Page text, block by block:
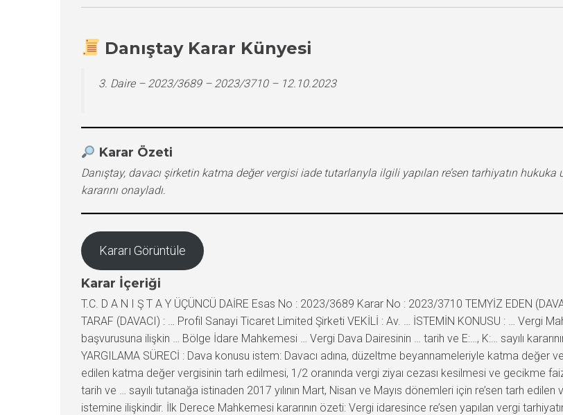
Danıştay Karar Künyesi
3. Daire – 2023/3689 – 2023/3710 – 12.10.2023
Karar Özeti
Danıştay, davacı şirketin katma değer vergisi iade tutarlarıyla ilgili yapılan re’sen tarhiyatın
kararını onayladı.
Kararı Görüntüle
Karar İçeriği
T.C. D A N I Ş T A Y ÜÇÜNCÜ DAİRE Esas No : 2023/3689 Karar No : 2023/3710 TEMYİZ EDEN
TARAF (DAVACI) : … Profil Sanayi Ticaret Limited Şirketi VEKİLİ : Av. … İSTEMİN KONUSU : … Vergi
başvurusuna ilişkin … Bölge İdare Mahkemesi … Vergi Dava Dairesinin … tarih ve E:…, K:… sayılı
YARGILAMA SÜRECİ : Dava konusu istem: Davacı adına, düzeltme beyannameleriyle katma değer
edilen katma değer vergisinin tarh edilmesi, 1/2 oranında vergi ziyaı cezası kesilmesi ve gecikme
tarih ve … sayılı tutanağa istinaden 2017 yılının Mart, Nisan ve Mayıs dönemleri için re’sen tarh edilen
istemine ilişkindir. İlk Derece Mahkemesi kararının özeti: Vergi idaresince re’sen yapılan vergi